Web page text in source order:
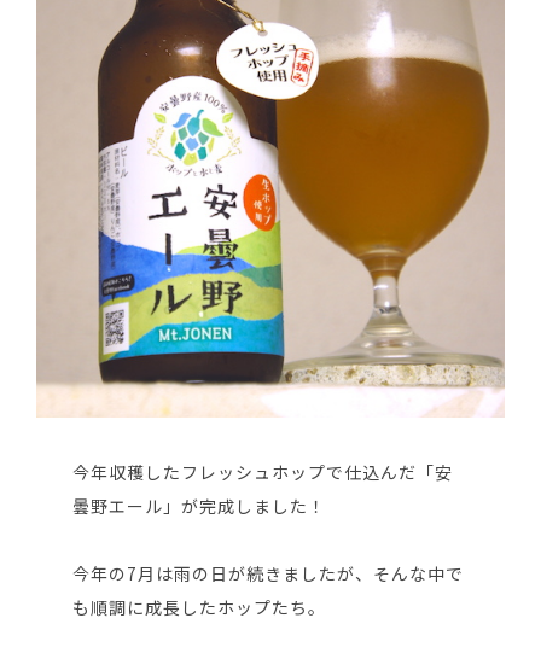
今年収穫したフレッシュホップで仕込んだ「安
曇野エール」が完成しました！
今年の7月は雨の日が続きましたが、そんな中で
も順調に成長したホップたち。